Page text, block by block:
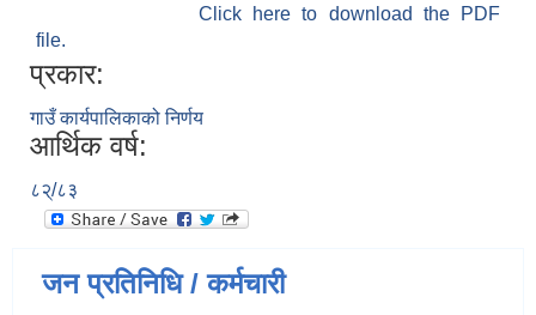
Click here to download the PDF
file.
प्रकार:
गाउँ कार्यपालिकाको निर्णय
आर्थिक वर्ष:
८२्/८३
जन प्रतिनिधि / कर्मचारी